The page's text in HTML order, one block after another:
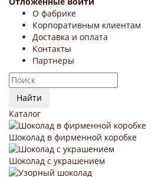
О фабрике
Корпоративным клиентам
Доставка и оплата
Контакты
Партнеры
Найти
Каталог
Шоколад в фирменной коробке
Шоколад с украшением